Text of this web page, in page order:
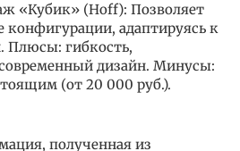
«Кубик» (Hoff): Позволяет
конфигурации, адаптируясь к
Плюсы: гибкость,
дизайн. Минусы:
(от 20 000 руб.).
полученная из